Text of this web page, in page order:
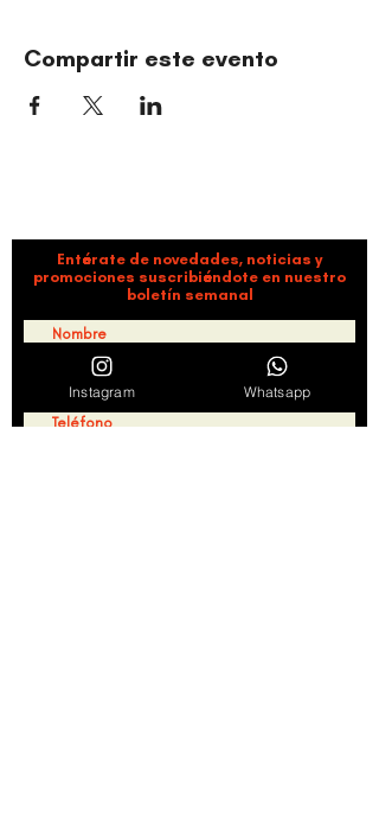
Compartir este evento
Entérate de novedades, noticias y
promociones suscribiéndote en nuestro
boletín semanal
Instagram Whatsapp